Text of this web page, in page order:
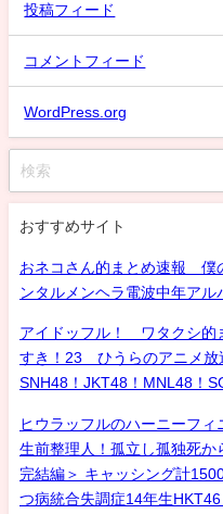
投稿フィード
コメントフィード
WordPress.org
おすすめサイト
おネコさん的まとめ速報 僕
ンタルメンヘラ電波中年ア
アイドッフル！ ワタクシ的
すき！23 ひうらのアニメ放
SNH48！JKT48！MNL48！
ヒウラッフルのハーニーフィ
生前整理人！孤立し孤独死
完結編＞ キャッシング計
つ病統合失調症14年生